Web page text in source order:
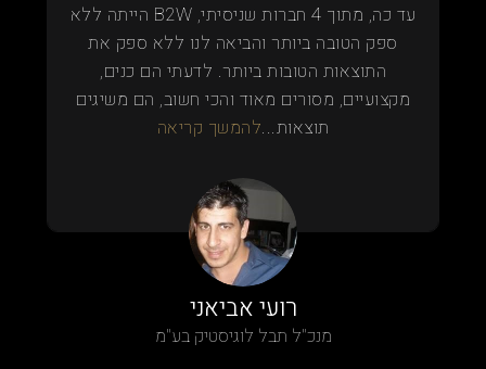
עד כה, מתוך 4 חברות שניסיתי, B2W הייתה ללא
ספק הטובה ביותר והביאה לנו ללא ספק את
התוצאות הטובות ביותר. לדעתי הם כנים,
מקצועיים, מסורים מאוד והכי חשוב, הם משיגים
תוצאות...להמשך קריאה
רועי אביאני
מנכ"ל תבל לוגיסטיק בע"מ